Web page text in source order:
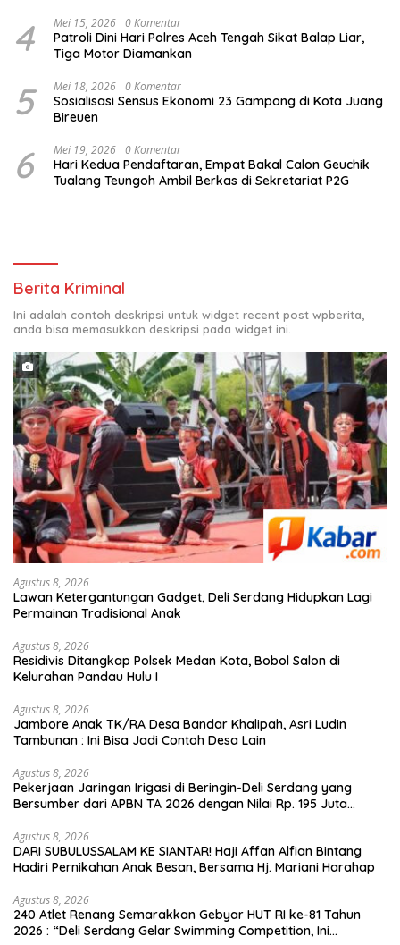
4 Mei 15, 2026 0 Komentar
Patroli Dini Hari Polres Aceh Tengah Sikat Balap Liar,
Tiga Motor Diamankan
5 Mei 18, 2026 0 Komentar
Sosialisasi Sensus Ekonomi 23 Gampong di Kota Juang
Bireuen
6 Mei 19, 2026 0 Komentar
Hari Kedua Pendaftaran, Empat Bakal Calon Geuchik
Tualang Teungoh Ambil Berkas di Sekretariat P2G
Berita Kriminal
Ini adalah contoh deskripsi untuk widget recent post wpberita,
anda bisa memasukkan deskripsi pada widget ini.
Agustus 8, 2026
Lawan Ketergantungan Gadget, Deli Serdang Hidupkan Lagi
Permainan Tradisional Anak
Agustus 8, 2026
Residivis Ditangkap Polsek Medan Kota, Bobol Salon di
Kelurahan Pandau Hulu I
Agustus 8, 2026
Jambore Anak TK/RA Desa Bandar Khalipah, Asri Ludin
Tambunan : Ini Bisa Jadi Contoh Desa Lain
Agustus 8, 2026
Pekerjaan Jaringan Irigasi di Beringin-Deli Serdang yang
Bersumber dari APBN TA 2026 dengan Nilai Rp. 195 Juta
Agustus 8, 2026
DARI SUBULUSSALAM KE SIANTAR! Haji Affan Alfian Bintang
Hadiri Pernikahan Anak Besan, Bersama Hj. Mariani Harahap
Agustus 8, 2026
240 Atlet Renang Semarakkan Gebyar HUT RI ke-81 Tahun
2026 : “Deli Serdang Gelar Swimming Competition, Ini